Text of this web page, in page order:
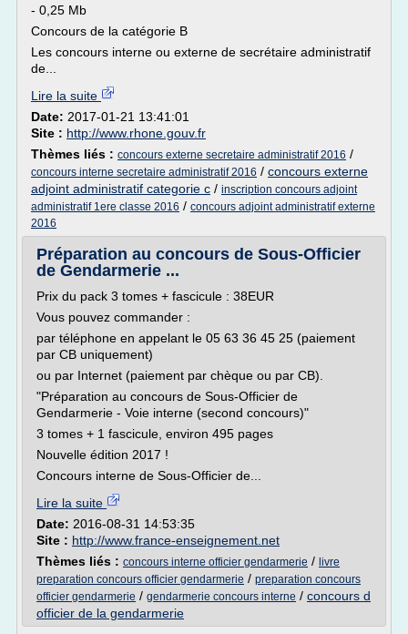
- 0,25 Mb
Concours de la catégorie B
Les concours interne ou externe de secrétaire administratif
de...
Lire la suite
Date: 2017-01-21 13:41:01
Site : http://www.rhone.gouv.fr
Thèmes liés : concours externe secretaire administratif 2016 /
concours interne secretaire administratif 2016 / concours externe
adjoint administratif categorie c / inscription concours adjoint
administratif 1ere classe 2016 / concours adjoint administratif externe
2016
Préparation au concours de Sous-Officier
de Gendarmerie ...
Prix du pack 3 tomes + fascicule : 38EUR
Vous pouvez commander :
par téléphone en appelant le 05 63 36 45 25 (paiement
par CB uniquement)
ou par Internet (paiement par chèque ou par CB).
"Préparation au concours de Sous-Officier de
Gendarmerie - Voie interne (second concours)"
3 tomes + 1 fascicule, environ 495 pages
Nouvelle édition 2017 !
Concours interne de Sous-Officier de...
Lire la suite
Date: 2016-08-31 14:53:35
Site : http://www.france-enseignement.net
Thèmes liés : concours interne officier gendarmerie / livre
preparation concours officier gendarmerie / preparation concours
officier gendarmerie / gendarmerie concours interne / concours d
officier de la gendarmerie